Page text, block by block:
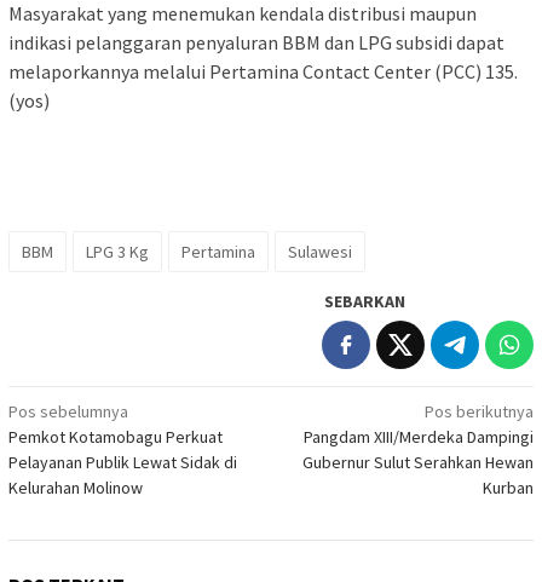
Masyarakat yang menemukan kendala distribusi maupun
indikasi pelanggaran penyaluran BBM dan LPG subsidi dapat
melaporkannya melalui Pertamina Contact Center (PCC) 135.
(yos)
BBM LPG 3 Kg Pertamina Sulawesi
SEBARKAN
Navigasi
pos
Pos sebelumnya
Pemkot Kotamobagu Perkuat
Pelayanan Publik Lewat Sidak di
Kelurahan Molinow
Pos berikutnya
Pangdam XIII/Merdeka Dampingi
Gubernur Sulut Serahkan Hewan
Kurban